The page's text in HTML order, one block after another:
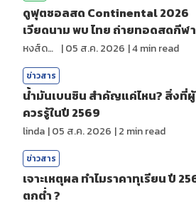
ดูฟุตซอลสด Continental 2026
เวียดนาม พบ ไทย ถ่ายทอดสดกีฬา
หงส์ดรุณ |05 ส.ค. 2026 |4min read
ข่าวสาร
น้ำมันเบนซิน สำคัญแค่ไหน? สิ่งที่ผู้
ควรรู้ในปี 2569
linda |05 ส.ค. 2026 |2 min read
ข่าวสาร
เจาะเหตุผล ทำไมราคาทุเรียน ปี
ตกต่ำ ?